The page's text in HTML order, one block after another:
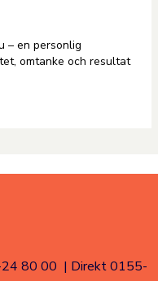
– en personlig
omtanke och resultat
80 00 | Direkt 0155-